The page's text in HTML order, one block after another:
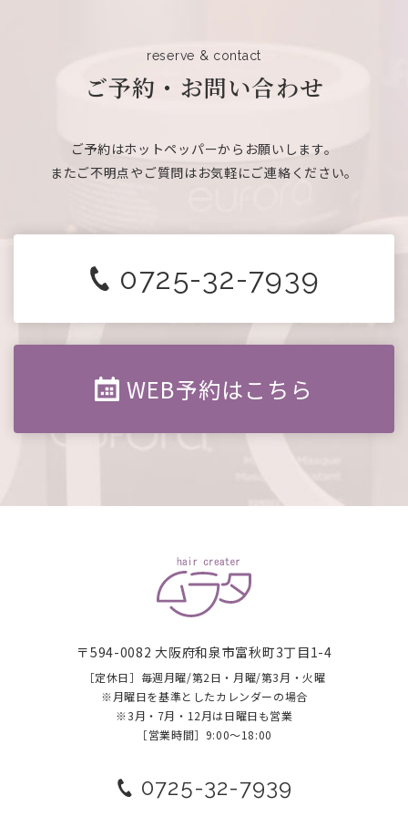
reserve & contact
ご予約・お問い合わせ
ご予約はホットペッパーからお願いします。
またご不明点やご質問はお気軽にご連絡ください。
0725-32-7939
WEB予約はこちら
〒594-0082 大阪府和泉市富秋町3丁目1-4
［定休日］毎週月曜/第2日・月曜/第3月・火曜
​​​​​​​※月曜日を基準としたカレンダーの場合
※3月・7月・12月は日曜日も営業
［営業時間］9:00～18:00
0725-32-7939